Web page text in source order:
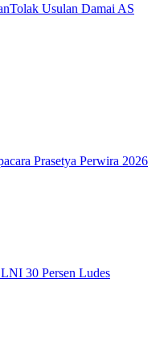
Usulan Damai AS
Prasetya Perwira 2026
30 Persen Ludes